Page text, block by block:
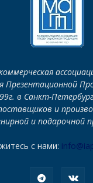
Презентационной
в Санкт-
и
и подарочной
с нами: